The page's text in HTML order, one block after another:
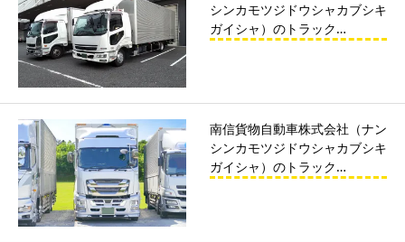
シンカモツジドウシャカブシキ
ガイシャ）のトラック…
南信貨物自動車株式会社（ナン
シンカモツジドウシャカブシキ
ガイシャ）のトラック…